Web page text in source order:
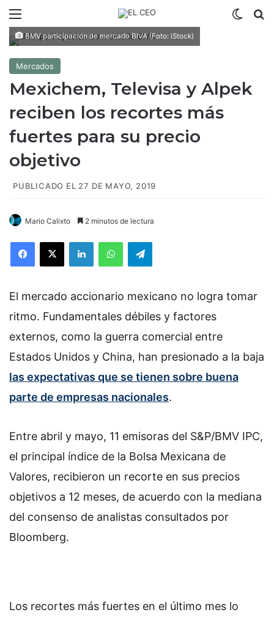
BMV participación de mercado BIVA (Foto: iStock)
Mercados
Mexichem, Televisa y Alpek
reciben los recortes más
fuertes para su precio
objetivo
PUBLICADO EL 27 DE MAYO, 2019
Mario Calixto 2 minutos de lectura
El mercado accionario mexicano no logra tomar
ritmo. Fundamentales débiles y factores
externos, como la guerra comercial entre
Estados Unidos y China, han presionado a la baja
las expectativas que se tienen sobre buena
parte de empresas nacionales.
Entre abril y mayo, 11 emisoras del S&P/BMV IPC,
el principal índice de la Bolsa Mexicana de
Valores, recibieron un recorte en sus precios
objetivos a 12 meses, de acuerdo con la mediana
del consenso de analistas consultados por
Bloomberg.
Los recortes más fuertes en el último mes lo